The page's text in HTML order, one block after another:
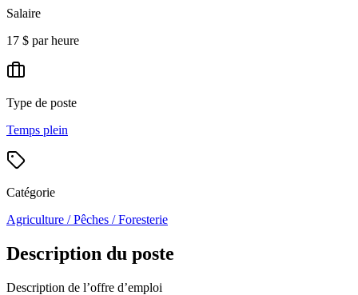
Salaire
17 $ par heure
Type de poste
Temps plein
Catégorie
Agriculture / Pêches / Foresterie
Description du poste
Description de l’offre d’emploi